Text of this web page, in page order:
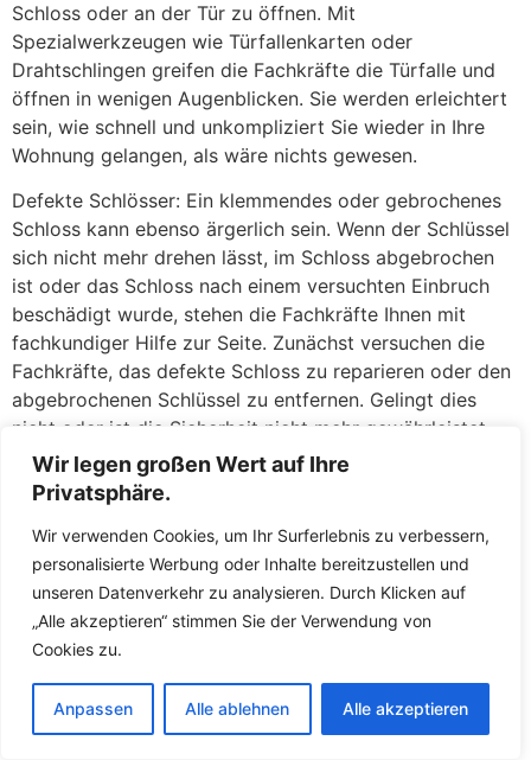
Wir legen großen Wert auf Ihre
Privatsphäre.
Wir verwenden Cookies, um Ihr Surferlebnis zu verbessern,
personalisierte Werbung oder Inhalte bereitzustellen und
unseren Datenverkehr zu analysieren. Durch Klicken auf
„Alle akzeptieren“ stimmen Sie der Verwendung von
Cookies zu.
Anpassen Alle ablehnen Alle akzeptieren
Schloss oder an der Tür zu öffnen. Mit
Spezialwerkzeugen wie Türfallenkarten oder
Drahtschlingen greifen die Fachkräfte die Türfalle und
öffnen in wenigen Augenblicken. Sie werden erleichtert
sein, wie schnell und unkompliziert Sie wieder in Ihre
Wohnung gelangen, als wäre nichts gewesen.
Defekte Schlösser: Ein klemmendes oder gebrochenes
Schloss kann ebenso ärgerlich sein. Wenn der Schlüssel
sich nicht mehr drehen lässt, im Schloss abgebrochen
ist oder das Schloss nach einem versuchten Einbruch
beschädigt wurde, stehen die Fachkräfte Ihnen mit
fachkundiger Hilfe zur Seite. Zunächst versuchen die
Fachkräfte, das defekte Schloss zu reparieren oder den
abgebrochenen Schlüssel zu entfernen. Gelingt dies
nicht oder ist die Sicherheit nicht mehr gewährleistet,
tauschen die Fachkräfte das Schloss direkt vor Ort
gegen ein neues aus. So müssen Sie keine Sorgen
dazustehen. Die Fachkräfte führen hochwertige
Ersatzschlösser mit und sorgen dafür, dass Ihr Zuhause
umgehend wieder sicher abschließt.
Der Schlüsselnotdienst in Metebach ist darauf
helfen. Die Fachkräfte arbeiten transparent und erklären
Ihnen, was gemacht werden muss und warum.